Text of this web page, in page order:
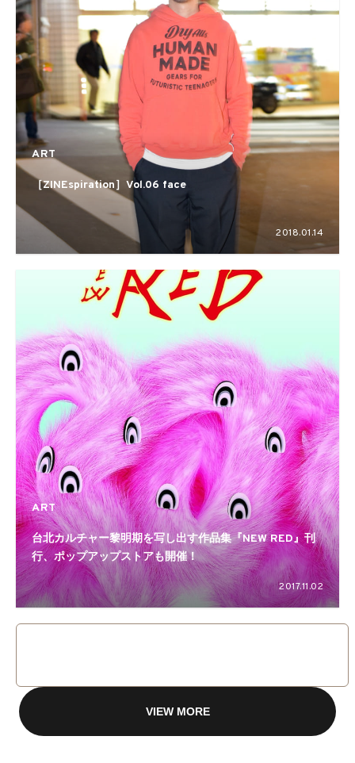
ART
［ZINEspiration］Vol.06 face
2018.01.14
ART
台北カルチャー黎明期を写し出す作品集『NEW RED』刊
行、ポップアップストアも開催！
2017.11.02
VIEW MORE